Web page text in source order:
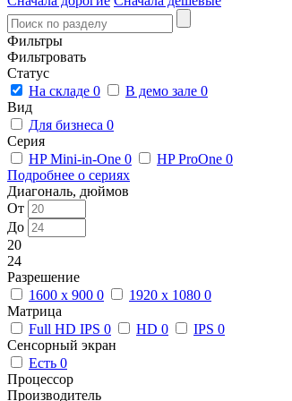
Фильтры
Фильтровать
Статус
На складе 0 В демо зале 0
Вид
Для бизнеса 0
Серия
HP Mini-in-One 0 HP ProOne 0
Подробнее о сериях
Диагональ, дюймов
От
До
20
24
Разрешение
1600 x 900 0 1920 x 1080 0
Матрица
Full HD IPS 0 HD 0 IPS 0
Сенсорный экран
Есть 0
Процессор
Производитель